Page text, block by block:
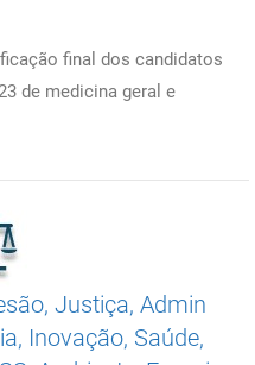
final dos candidatos
de medicina geral e
Justiça, Admin
Inovação, Saúde,